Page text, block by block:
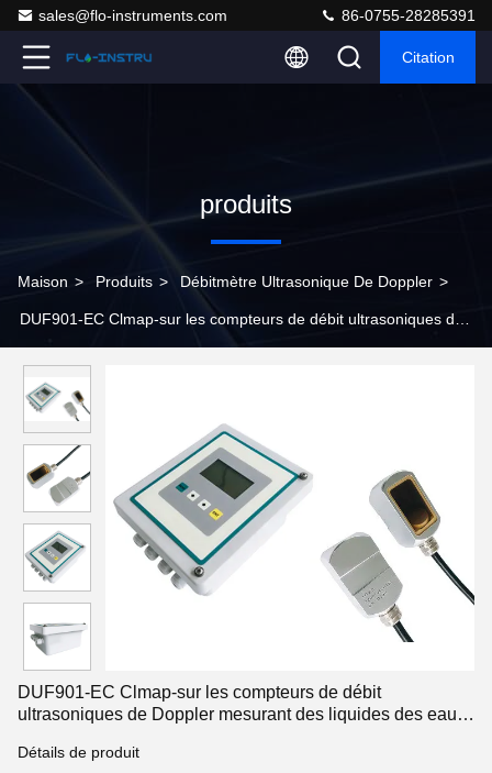
sales@flo-instruments.com 86-0755-28285391
Citation
produits
Maison > Produits > Débitmètre Ultrasonique De Doppler >
DUF901-EC Clmap-sur les compteurs de débit ultrasoniques de
d'air
DUF901-EC Clmap-sur les compteurs de débit
ultrasoniques de Doppler mesurant des liquides des eaux
Détails de produit